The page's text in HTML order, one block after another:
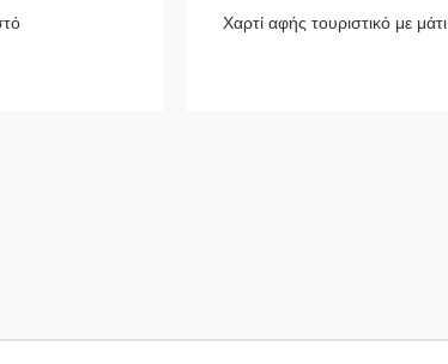
Χαρτί αφής τουριστικό με μάτι